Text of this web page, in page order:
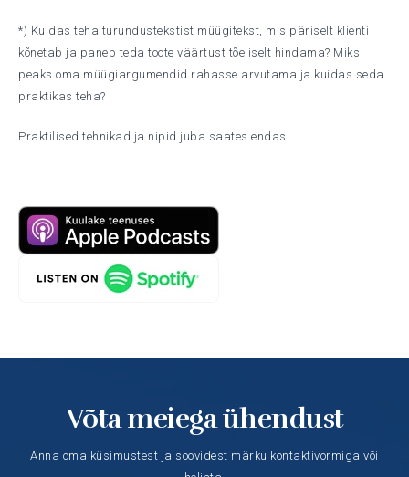
*) Kuidas teha turundustekstist müügitekst, mis päriselt klienti
kõnetab ja paneb teda toote väärtust tõeliselt hindama? Miks
peaks oma müügiargumendid rahasse arvutama ja kuidas seda
praktikas teha?
Praktilised tehnikad ja nipid juba saates endas.
Võta meiega ühendust
Anna oma küsimustest ja soovidest märku kontaktivormiga või